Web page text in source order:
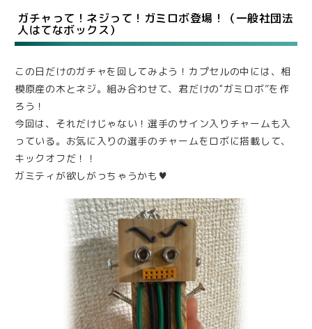
ガチャって！ネジって！ガミロボ登場！（一般社団法
人はてなボックス）
この日だけのガチャを回してみよう！カプセルの中には、相
模原産の木とネジ。組み合わせて、君だけの"ガミロボ”を作
ろう！
今回は、それだけじゃない！選手のサイン入りチャームも入
っている。お気に入りの選手のチャームをロボに搭載して、
キックオフだ！！
ガミティが欲しがっちゃうかも♥